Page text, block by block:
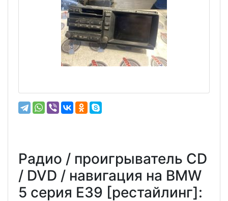
Радио / проигрыватель CD
/ DVD / навигация на BMW
5 серия E39 [рестайлинг]: